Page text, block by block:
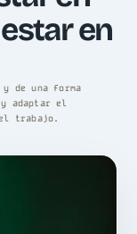
en
de una forma
adaptar el
trabajo.